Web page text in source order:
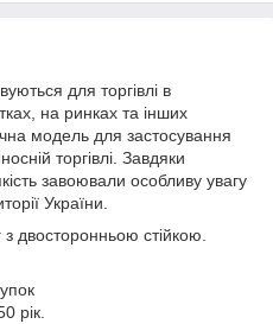
для торгівлі в
на ринках та інших
модель для застосування
торгівлі. Завдяки
завоювали особливу увагу
України.
двосторонньою стійкою.
рік.